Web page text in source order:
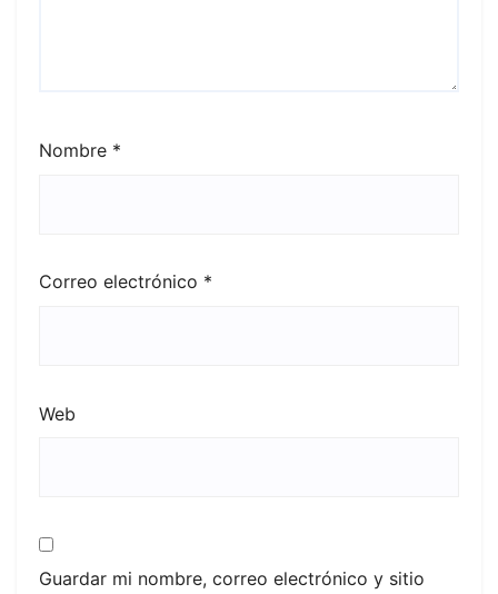
Nombre *
Correo electrónico *
Web
Guardar mi nombre, correo electrónico y sitio